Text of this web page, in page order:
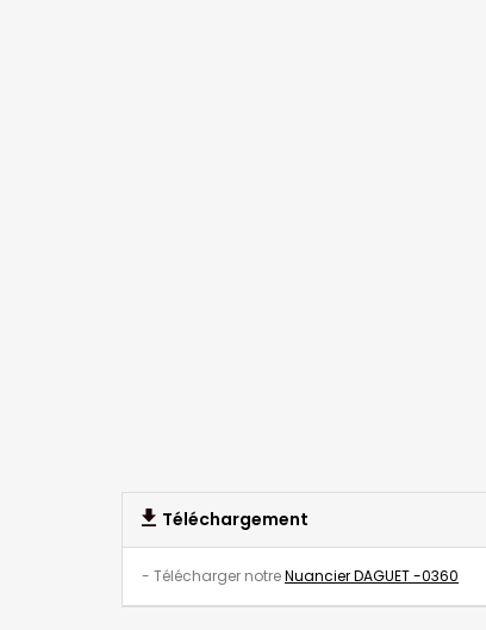
Téléchargement
- Télécharger notreNuancier DAGUET -0360